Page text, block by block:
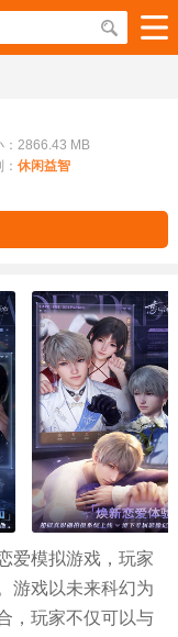
：2866.43 MB
休闲益智
爱模拟游戏，玩家
游戏以未来科幻为
，玩家不仅可以与